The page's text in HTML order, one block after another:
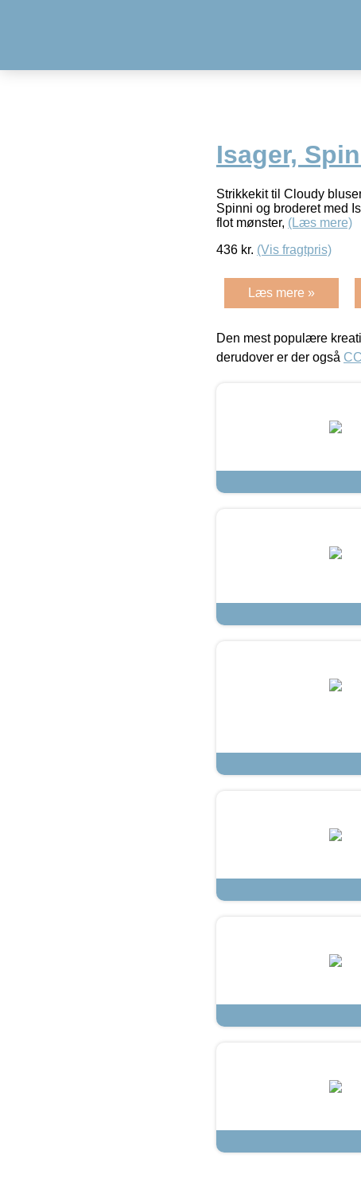
Isager,
Strikkekit til Cloudy
Spinni og broderet med
flot mønster, (Læs mere)
436 kr. (Vis fragtpris)
Læs mere »
Den mest populære
derudover er der også